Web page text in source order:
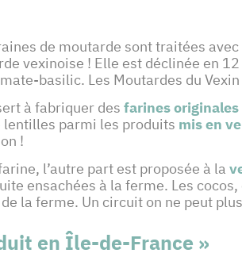
de moutarde sont traitées
vexinoise ! Elle est déclinée en
basilic. Les Moutardes du
à fabriquer des farines originales
lentilles parmi les produits mis en
!
l’autre part est proposée à la
ensachées à la ferme. Les
la ferme. Un circuit on ne peut
en Île-de-France »